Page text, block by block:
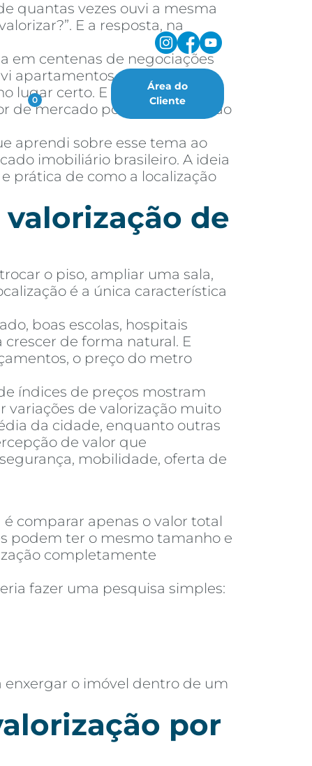
0
Área do
Cliente
quantas vezes ouvi a mesma
E a resposta, na
em centenas de negociações
apartamentos simples, com
lugar certo. E também já vi
de mercado porque a região ao
aprendi sobre esse tema ao
imobiliário brasileiro. A ideia
prática de como a localização
de
o piso, ampliar uma sala,
é a única característica
boas escolas, hospitais
de forma natural. E
o preço do metro
índices de preços mostram
de valorização muito
da cidade, enquanto outras
de valor que
mobilidade, oferta de
é comparar apenas o valor total
podem ter o mesmo tamanho e
completamente
fazer uma pesquisa simples:
enxergar o imóvel dentro de um
por